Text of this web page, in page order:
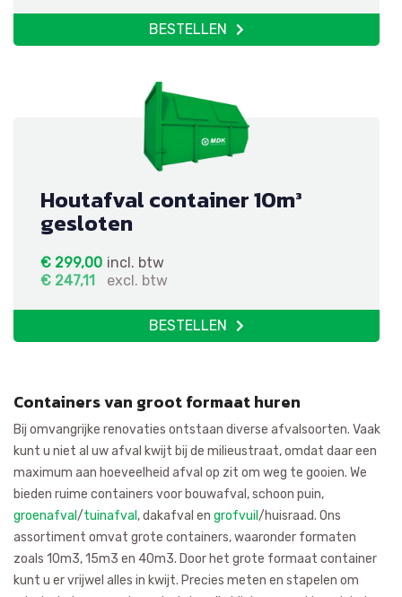
BESTELLEN
Houtafval container 10m³
gesloten
€ 299,00 incl. btw
€ 247,11 excl. btw
BESTELLEN
Containers van groot formaat huren
Bij omvangrijke renovaties ontstaan diverse afvalsoorten. Vaak
kunt u niet al uw afval kwijt bij de milieustraat, omdat daar een
maximum aan hoeveelheid afval op zit om weg te gooien. We
bieden ruime containers voor bouwafval, schoon puin,
groenafval /tuinafval , dakafval en grofvuil /huisraad. Ons
assortiment omvat grote containers, waaronder formaten
zoals 10m3, 15m3 en 40m3. Door het grote formaat container
kunt u er vrijwel alles in kwijt. Precies meten en stapelen om